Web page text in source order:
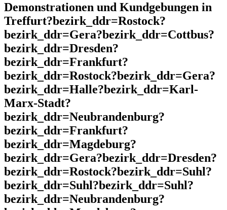
Demonstrationen und Kundgebungen in
Treffurt?bezirk_ddr=Rostock?
bezirk_ddr=Gera?bezirk_ddr=Cottbus?
bezirk_ddr=Dresden?
bezirk_ddr=Frankfurt?
bezirk_ddr=Rostock?bezirk_ddr=Gera?
bezirk_ddr=Halle?bezirk_ddr=Karl-
Marx-Stadt?
bezirk_ddr=Neubrandenburg?
bezirk_ddr=Frankfurt?
bezirk_ddr=Magdeburg?
bezirk_ddr=Gera?bezirk_ddr=Dresden?
bezirk_ddr=Rostock?bezirk_ddr=Suhl?
bezirk_ddr=Suhl?bezirk_ddr=Suhl?
bezirk_ddr=Neubrandenburg?